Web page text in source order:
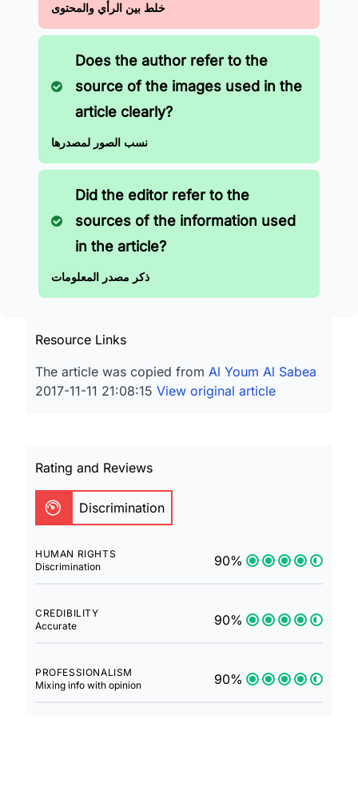
خلط بين الرأي والمحتوى
Does the author refer to the
source of the images used in the
article clearly?
نسب الصور لمصدرها
Did the editor refer to the
sources of the information used
in the article?
ذكر مصدر المعلومات
Resource Links
The article was copied from Al Youm Al Sabea
2017-11-11 21:08:15 View original article
Rating and Reviews
Discrimination
HUMAN RIGHTS
Discrimination
90%
CREDIBILITY
Accurate
90%
PROFESSIONALISM
Mixing info with opinion
90%